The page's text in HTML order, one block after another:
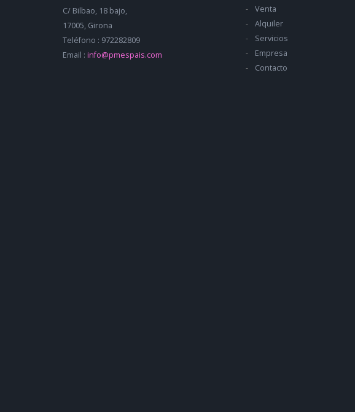
C/ Bilbao, 18 bajo,
17005, Girona
Teléfono : 972282809
Email : info@pmespais.com
Venta
Alquiler
Servicios
Empresa
Contacto